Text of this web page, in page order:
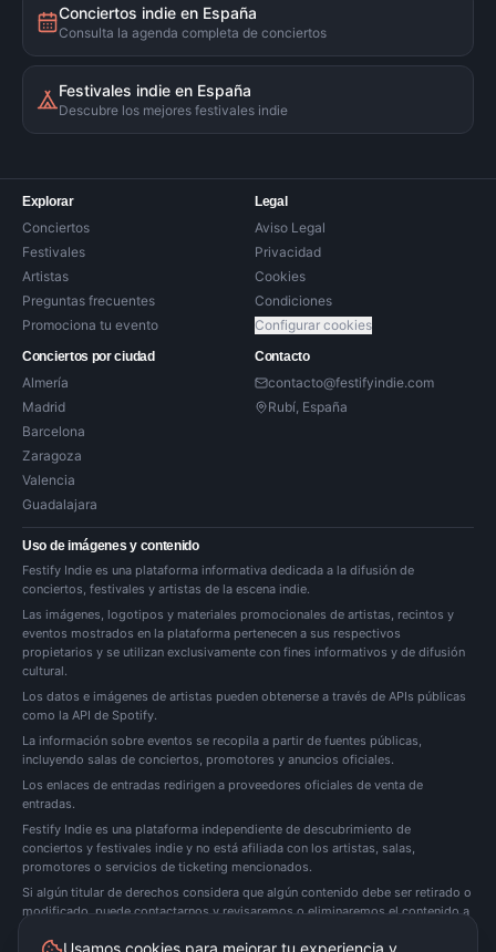
Conciertos indie en España
Consulta la agenda completa de conciertos
Festivales indie en España
Descubre los mejores festivales indie
Explorar
Conciertos
Festivales
Artistas
Preguntas frecuentes
Promociona tu evento
Legal
Aviso Legal
Privacidad
Cookies
Condiciones
Configurar cookies
Conciertos por ciudad
Almería
Madrid
Barcelona
Zaragoza
Valencia
Guadalajara
Contacto
contacto@festifyindie.com
Rubí, España
Uso de imágenes y contenido
Festify Indie es una plataforma informativa dedicada a la difusión de
conciertos, festivales y artistas de la escena indie.
Las imágenes, logotipos y materiales promocionales de artistas, recintos y
eventos mostrados en la plataforma pertenecen a sus respectivos
propietarios y se utilizan exclusivamente con fines informativos y de difusión
cultural.
Los datos e imágenes de artistas pueden obtenerse a través de APIs públicas
como la API de Spotify.
La información sobre eventos se recopila a partir de fuentes públicas,
incluyendo salas de conciertos, promotores y anuncios oficiales.
Los enlaces de entradas redirigen a proveedores oficiales de venta de
entradas.
Festify Indie es una plataforma independiente de descubrimiento de
conciertos y festivales indie y no está afiliada con los artistas, salas,
promotores o servicios de ticketing mencionados.
Si algún titular de derechos considera que algún contenido debe ser retirado o
modificado, puede contactarnos y revisaremos o eliminaremos el contenido a
Usamos cookies para mejorar tu experiencia y